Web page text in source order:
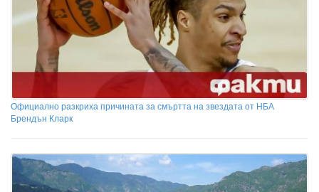
Официално разкриха причината за смъртта на звездата от НБА
Брендън Кларк